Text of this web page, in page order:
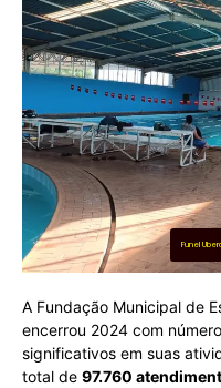
Funel
A Fundação Municipal de
encerrou 2024 com
significativos em suas
total de 97.760